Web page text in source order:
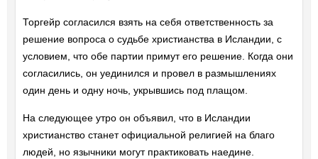
Торгейр согласился взять на себя ответственность за
решение вопроса о судьбе христианства в Исландии, с
условием, что обе партии примут его решение. Когда они
согласились, он уединился и провел в размышлениях
один день и одну ночь, укрывшись под плащом.
На следующее утро он объявил, что в Исландии
христианство станет официальной религией на благо
людей, но язычники могут практиковать наедине.